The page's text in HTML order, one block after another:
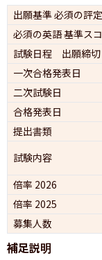
出願基準 必須の評定
必須の英語 基準ス
試験日程 出願締切
一次合格発表日
二次試験日
合格発表日
提出書類
試験内容
倍率 2026
倍率 2025
募集人数
補足説明